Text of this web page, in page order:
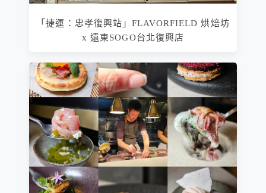
「捷運：忠孝復興站」FLAVORFIELD 烘焙坊
x 遠東SOGO台北復興店